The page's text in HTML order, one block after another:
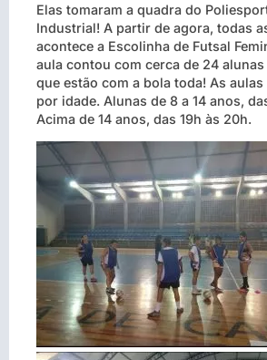
Elas tomaram a quadra do
Industrial! A partir de agora, todas
acontece a Escolinha de Futsal
aula contou com cerca de 24
que estão com a bola toda! As
por idade. Alunas de 8 a 14 anos,
Acima de 14 anos, das 19h às 20h.